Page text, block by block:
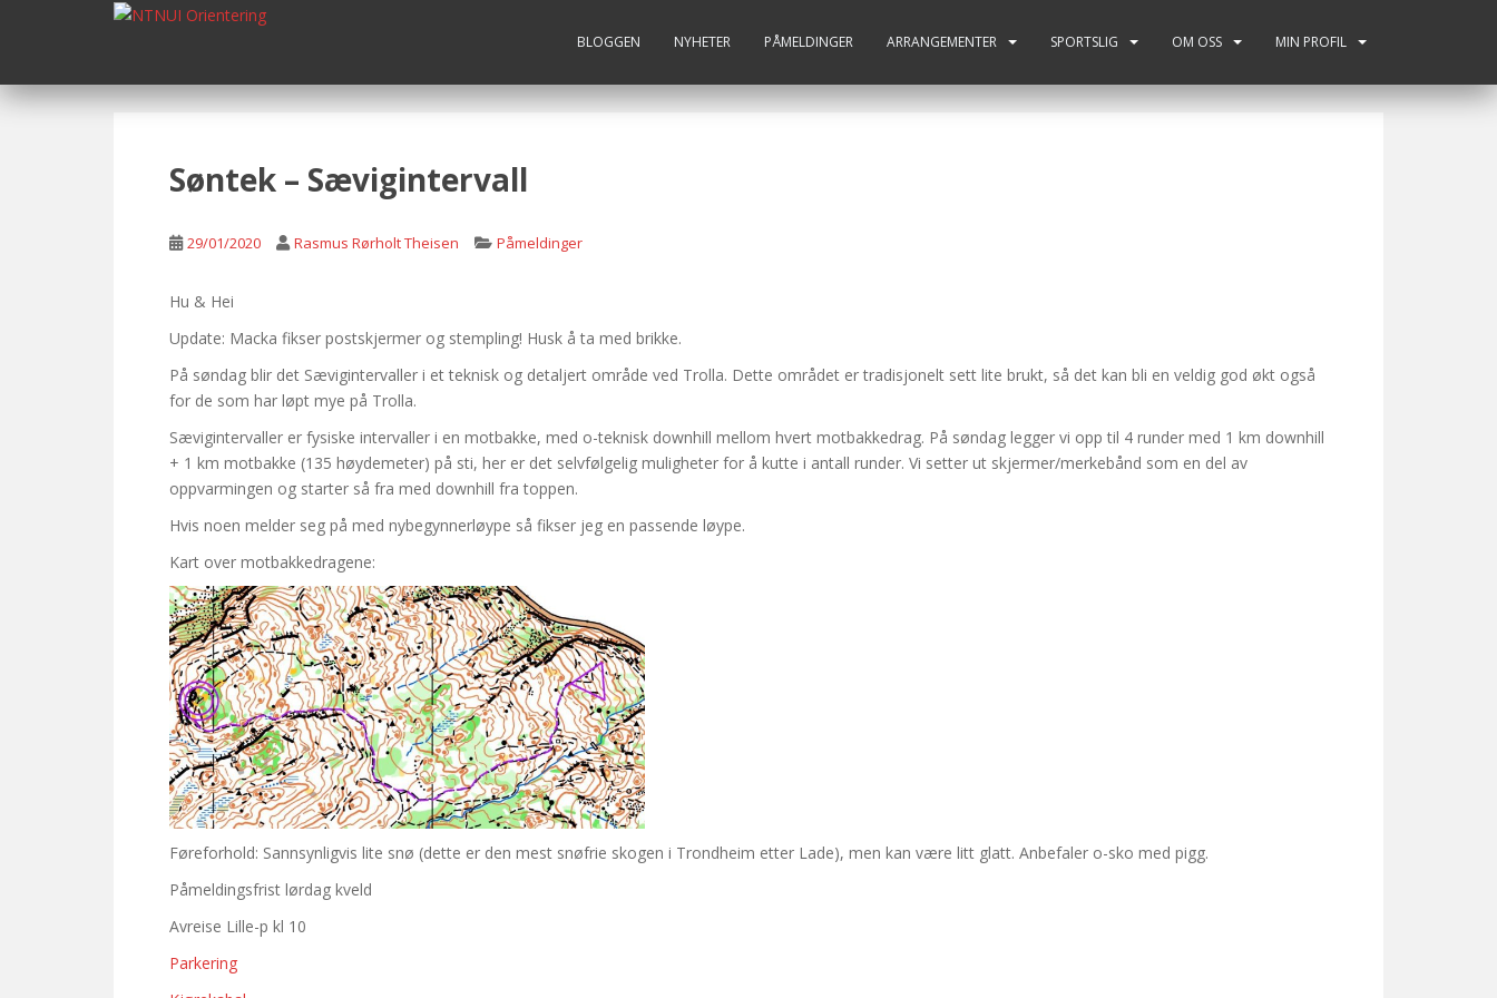
p
BLOGGEN NYHETER PÅMELDINGER ARRANGEMENTER SPORTSLIG OM OSS MIN PROFIL
Søntek – Sævigintervall
29/01/2020 Rasmus Rørholt Theisen Påmeldinger
Hu & Hei
Update: Macka fikser postskjermer og stempling! Husk å ta med brikke.
På søndag blir det Sævigintervaller i et teknisk og detaljert område ved Trolla. Dette området er tradisjonelt sett lite brukt, så det kan bli en veldig god økt også
for de som har løpt mye på Trolla.
Sævigintervaller er fysiske intervaller i en motbakke, med o-teknisk downhill mellom hvert motbakkedrag. På søndag legger vi opp til 4 runder med 1 km downhill
+ 1 km motbakke (135 høydemeter) på sti, her er det selvfølgelig muligheter for å kutte i antall runder. Vi setter ut skjermer/merkebånd som en del av
oppvarmingen og starter så fra med downhill fra toppen.
Hvis noen melder seg på med nybegynnerløype så fikser jeg en passende løype.
Kart over motbakkedragene:
Føreforhold: Sannsynligvis lite snø (dette er den mest snøfrie skogen i Trondheim etter Lade), men kan være litt glatt. Anbefaler o-sko med pigg.
Påmeldingsfrist lørdag kveld
Avreise Lille-p kl 10
Parkering